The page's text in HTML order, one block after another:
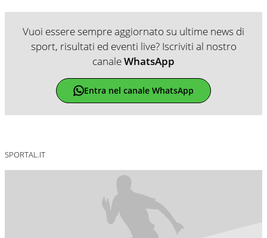
Vuoi essere sempre aggiornato su ultime news di
sport, risultati ed eventi live? Iscriviti al nostro
canaleWhatsApp
Entra nel canale WhatsApp
SPORTAL.IT